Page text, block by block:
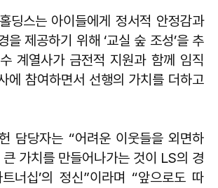
딩스는 아이들에게 정서적 안정감과
을 제공하기 위해 ‘교실 숲 조성’을 추
계열사가 금전적 지원과 함께 임직
에 참여하면서 선행의 가치를 더하고
담당자는 “어려운 이웃들을 외면하
가치를 만들어나가는 것이 LS의 경
너십’의 정신”이라며 “앞으로도 따